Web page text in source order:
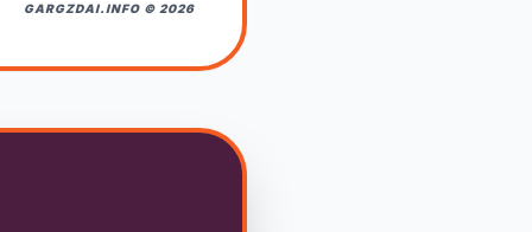
GARGZDAI.INFO © 2026